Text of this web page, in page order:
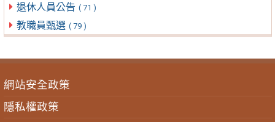
退休人員公告 ( 71 )
教職員甄選 ( 79 )
網站安全政策
隱私權政策